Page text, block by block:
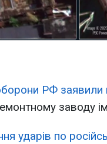
РФ заявили
заводу
ударів по